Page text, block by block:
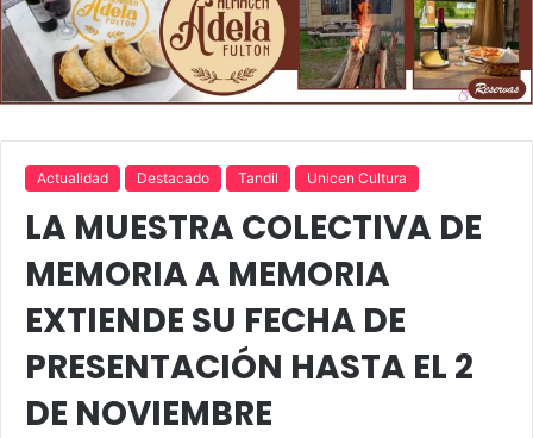
Actualidad Destacado Tandil Unicen Cultura
LA MUESTRA COLECTIVA DE
MEMORIA A MEMORIA
EXTIENDE SU FECHA DE
PRESENTACIÓN HASTA EL 2
DE NOVIEMBRE